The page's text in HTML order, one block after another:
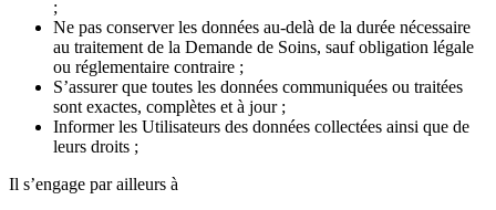
;
Ne pas conserver les données au-delà de la durée nécessaire
au traitement de la Demande de Soins, sauf obligation légale
ou réglementaire contraire ;
S’assurer que toutes les données communiquées ou traitées
sont exactes, complètes et à jour ;
Informer les Utilisateurs des données collectées ainsi que de
leurs droits ;
Il s’engage par ailleurs à